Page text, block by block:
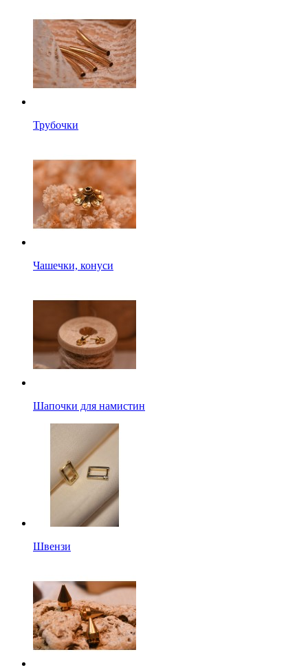
Трубочки
Чашечки, конуси
Шапочки для намистин
Швензи